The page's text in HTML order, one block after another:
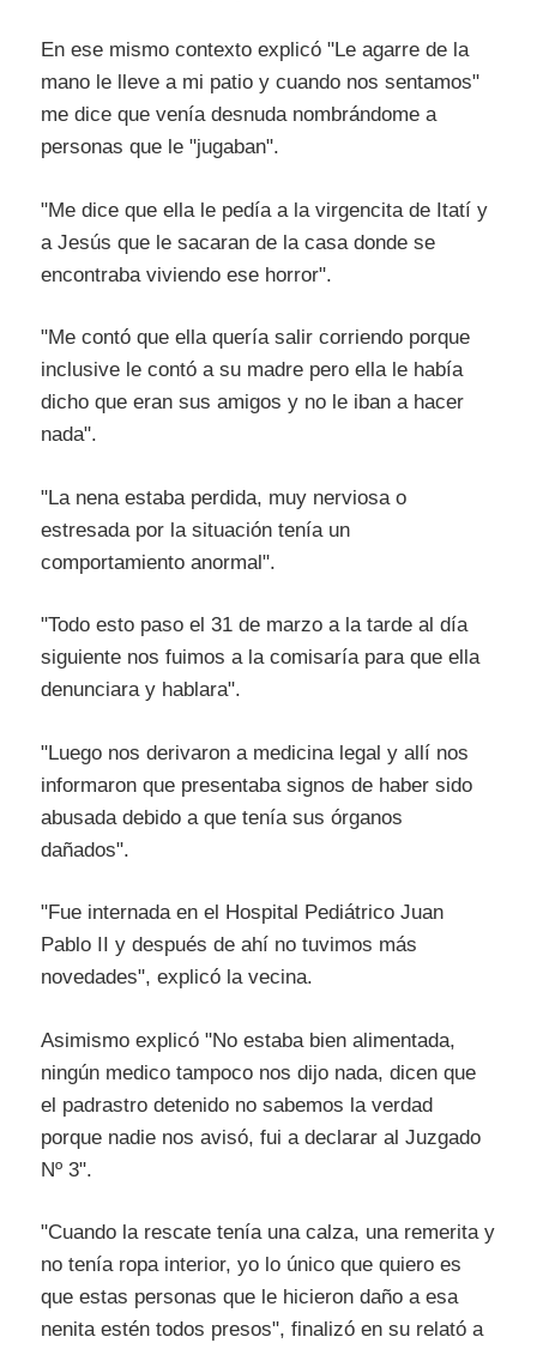
En ese mismo contexto explicó "Le agarre de la
mano le lleve a mi patio y cuando nos sentamos"
me dice que venía desnuda nombrándome a
personas que le "jugaban".
"Me dice que ella le pedía a la virgencita de Itatí y
a Jesús que le sacaran de la casa donde se
encontraba viviendo ese horror".
"Me contó que ella quería salir corriendo porque
inclusive le contó a su madre pero ella le había
dicho que eran sus amigos y no le iban a hacer
nada".
"La nena estaba perdida, muy nerviosa o
estresada por la situación tenía un
comportamiento anormal".
"Todo esto paso el 31 de marzo a la tarde al día
siguiente nos fuimos a la comisaría para que ella
denunciara y hablara".
"Luego nos derivaron a medicina legal y allí nos
informaron que presentaba signos de haber sido
abusada debido a que tenía sus órganos
dañados".
"Fue internada en el Hospital Pediátrico Juan
Pablo II y después de ahí no tuvimos más
novedades", explicó la vecina.
Asimismo explicó "No estaba bien alimentada,
ningún medico tampoco nos dijo nada, dicen que
el padrastro detenido no sabemos la verdad
porque nadie nos avisó, fui a declarar al Juzgado
Nº 3".
"Cuando la rescate tenía una calza, una remerita y
no tenía ropa interior, yo lo único que quiero es
que estas personas que le hicieron daño a esa
nenita estén todos presos", finalizó en su relató a